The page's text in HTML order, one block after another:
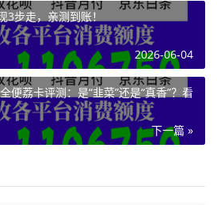
步走，亲测到账！
2026-06-04
便荔卡评测：是“韭菜”还是“真香”？看
下一篇 »